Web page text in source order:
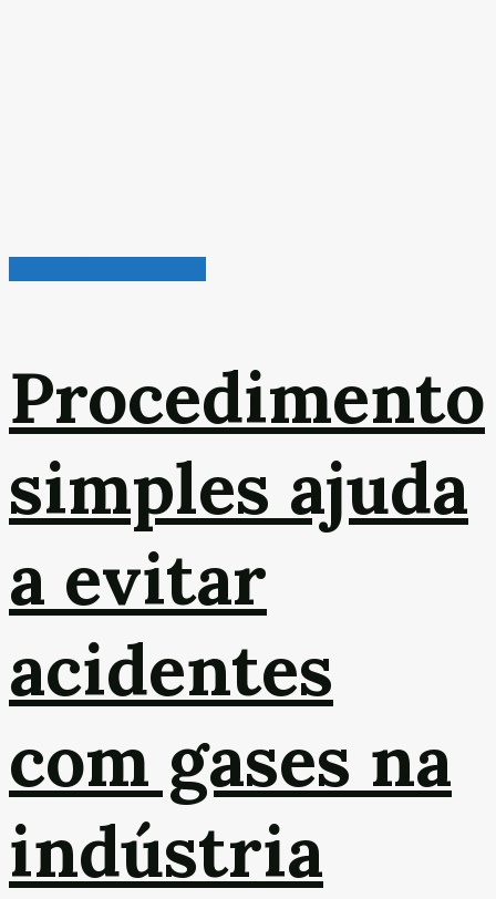
Procedimento
simples ajuda
a evitar
acidentes
com gases na
indústria